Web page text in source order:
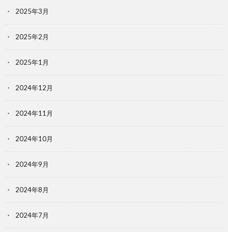
2025年3月
2025年2月
2025年1月
2024年12月
2024年11月
2024年10月
2024年9月
2024年8月
2024年7月